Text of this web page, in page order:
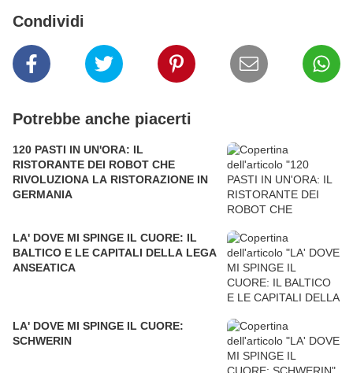
Condividi
Potrebbe anche piacerti
120 PASTI IN UN'ORA: IL
RISTORANTE DEI ROBOT CHE
RIVOLUZIONA LA RISTORAZIONE IN
GERMANIA
LA' DOVE MI SPINGE IL CUORE: IL
BALTICO E LE CAPITALI DELLA LEGA
ANSEATICA
LA' DOVE MI SPINGE IL CUORE:
SCHWERIN